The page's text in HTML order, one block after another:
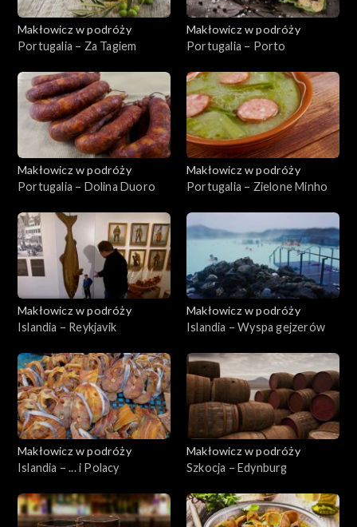
Makłowicz w podróży
Portugalia – Za Tagiem
Makłowicz w podróży
Portugalia – Porto
Makłowicz w podróży
Portugalia – Dolina Duoro
Makłowicz w podróży
Portugalia – Zielone Minho
Makłowicz w podróży
Islandia – Reykjavik
Makłowicz w podróży
Islandia – Wyspa gejzerów
Makłowicz w podróży
Islandia – ... i Polacy
Makłowicz w podróży
Szkocja – Edynburg